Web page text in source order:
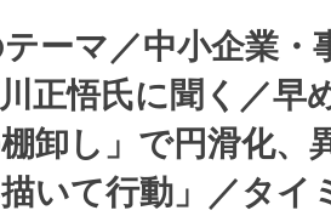
ーマ／中小企業・
正悟氏に聞く／早
卸し」で円滑化、
描いて行動」／タ